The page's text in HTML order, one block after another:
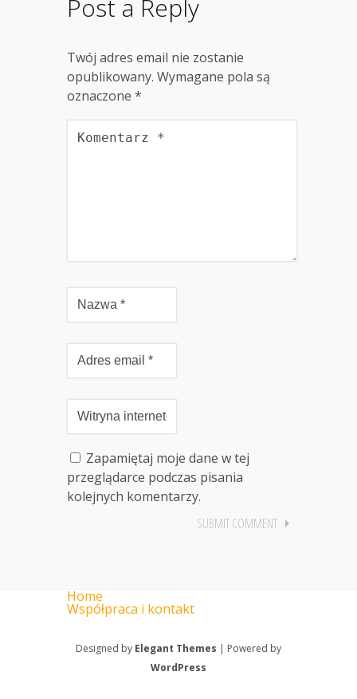
Post a Reply
Twój adres email nie zostanie
opublikowany. Wymagane pola są
oznaczone *
Zapamiętaj moje dane w tej
przeglądarce podczas pisania
kolejnych komentarzy.
Home
Współpraca i kontakt
Designed by Elegant Themes | Powered by
WordPress